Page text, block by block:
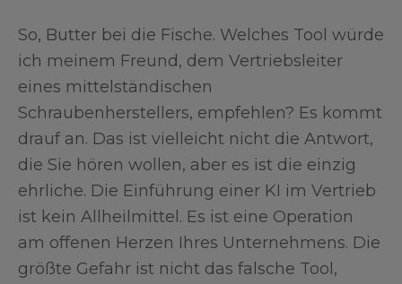
So, Butter bei die Fische. Welches Tool würde
ich meinem Freund, dem Vertriebsleiter
eines mittelständischen
Schraubenherstellers, empfehlen? Es kommt
drauf an. Das ist vielleicht nicht die Antwort,
die Sie hören wollen, aber es ist die einzig
ehrliche. Die Einführung einer KI im Vertrieb
ist kein Allheilmittel. Es ist eine Operation
am offenen Herzen Ihres Unternehmens. Die
größte Gefahr ist nicht das falsche Tool,